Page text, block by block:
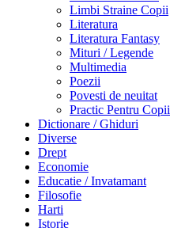
Limbi Straine Copii
Literatura
Literatura Fantasy
Mituri / Legende
Multimedia
Poezii
Povesti de neuitat
Practic Pentru Copii
Dictionare / Ghiduri
Diverse
Drept
Economie
Educatie / Invatamant
Filosofie
Harti
Istorie